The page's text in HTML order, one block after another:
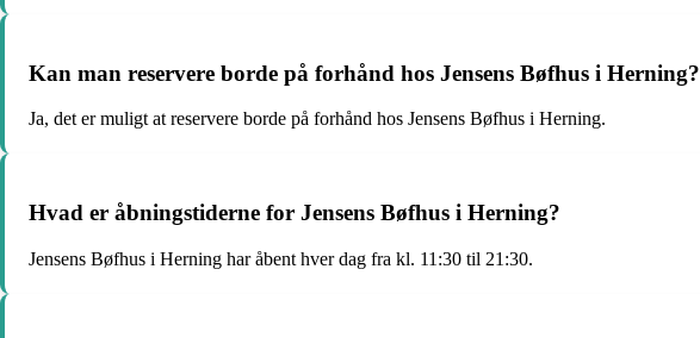
Kan man reservere borde på forhånd hos Jensens Bøfhus i Herning?
Ja, det er muligt at reservere borde på forhånd hos Jensens Bøfhus i Herning.
Hvad er åbningstiderne for Jensens Bøfhus i Herning?
Jensens Bøfhus i Herning har åbent hver dag fra kl. 11:30 til 21:30.